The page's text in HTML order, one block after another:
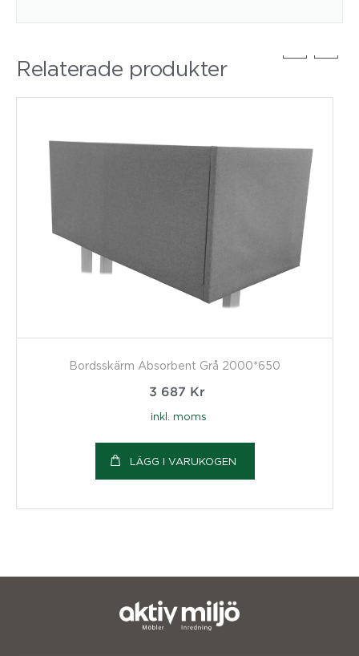
Relaterade produkter
Bordsskärm Absorbent Grå 2000*650
3 687 Kr
inkl. moms
LÄGG I VARUKOGEN